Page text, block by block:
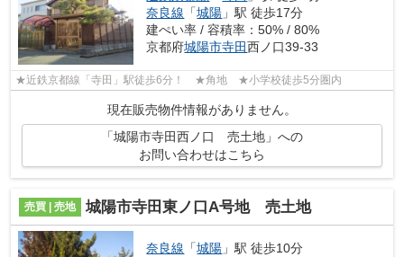
奈良線 「城陽 」駅 徒歩17分
建ぺい率 / 容積率：50% / 80%
京都府城陽市寺田西ノ口39-33
★近鉄京都線「寺田」駅徒歩6分！ ★角地 ★小学校徒歩5分圏内
現在販売物件情報がありません。
「城陽市寺田西ノ口 売土地」への
お問い合わせはこちら
売買 | 売地 城陽市寺田東ノ口A号地 売土地
奈良線 「城陽 」駅 徒歩10分